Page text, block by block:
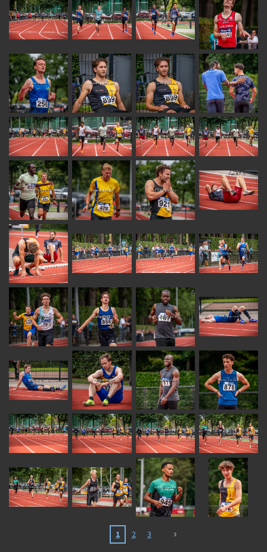
1 2 3